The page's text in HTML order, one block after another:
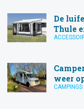
De
Thule
weer
CAMPINGS